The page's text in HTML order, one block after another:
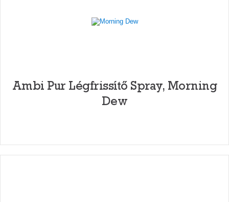
Ambi Pur Légfrissítő Spray, Morning
Dew